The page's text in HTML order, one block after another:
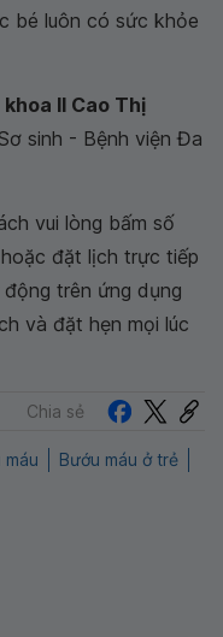
bé luôn có sức khỏe
II Cao Thị
sinh - Bệnh viện Đa
vui lòng bấm số
hoặc đặt lịch trực tiếp
trên ứng dụng
và đặt hẹn mọi lúc
Chia sẻ
máu
Bướu máu ở trẻ